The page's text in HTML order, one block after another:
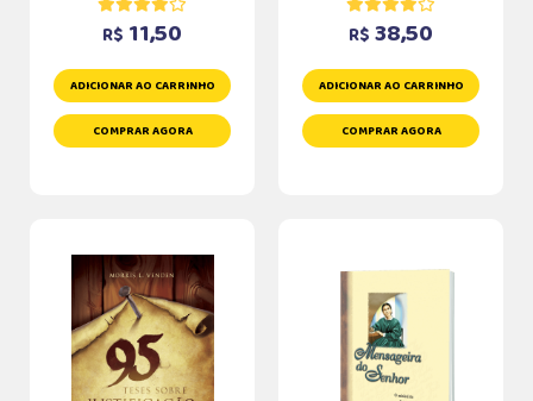
R$ 11,50
ADICIONAR AO CARRINHO
COMPRAR AGORA
R$ 38,50
ADICIONAR AO CARRINHO
COMPRAR AGORA